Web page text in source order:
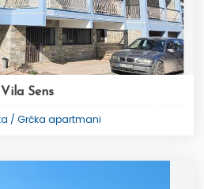
Vila Sens
/ Grčka apartmani